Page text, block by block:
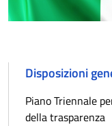
Disposizioni
Piano Triennale
della trasparenza